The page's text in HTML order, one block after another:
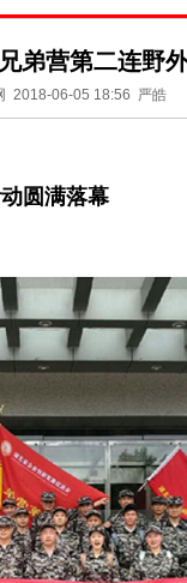
弟营第二连野
2018-06-05 18:56 严皓
圆满落幕